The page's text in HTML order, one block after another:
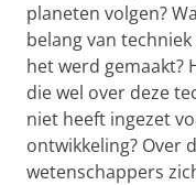
planeten volgen?
belang van
het werd gemaakt?
die wel over deze
niet heeft ingezet
ontwikkeling? Over
wetenschappers